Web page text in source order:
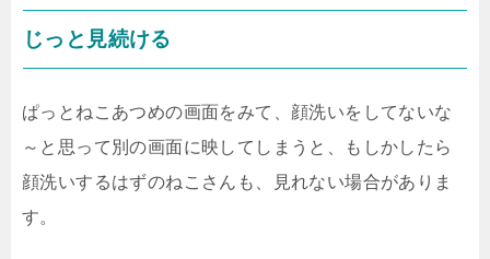
じっと見続ける
ぱっとねこあつめの画面をみて、顔洗いをしてないな
～と思って別の画面に映してしまうと、もしかしたら
顔洗いするはずのねこさんも、見れない場合がありま
す。